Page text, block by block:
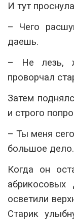
И тут
– Чего
даешь.
– Не лезь,
проворчал
Затем
и строго
– Ты меня
большое дело.
Когда он
абрикосовых
осветили
Старик